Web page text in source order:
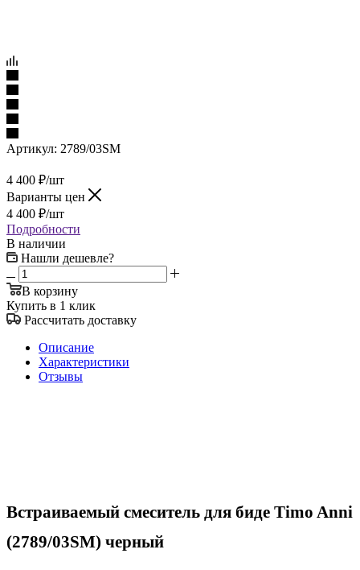
Артикул: 2789/03SM
4 400 ₽/шт
Варианты цен
4 400 ₽/шт
Подробности
В наличии
Нашли дешевле?
В корзину
Купить в 1 клик
Рассчитать доставку
Описание
Характеристики
Отзывы
Встраиваемый смеситель для биде Timo Anni
(2789/03SM) черный